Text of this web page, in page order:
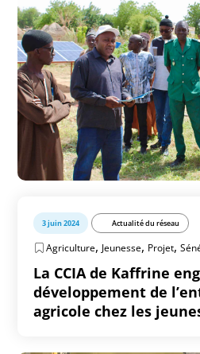
3 juin 2024 Actualité du réseau
Agriculture, Jeunesse, Projet,
La CCIA de Kaffrine
développement de
agricole chez les